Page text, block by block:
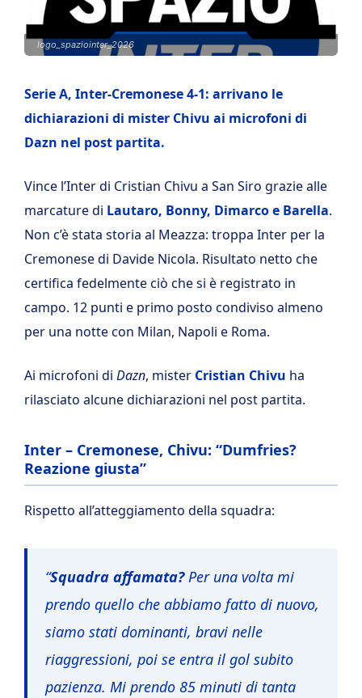
logo_spaziointer_2026
Serie A, Inter-Cremonese 4-1: arrivano le
dichiarazioni di mister Chivu ai microfoni di
Dazn nel post partita.
Vince l’Inter di Cristian Chivu a San Siro grazie alle
marcature di Lautaro, Bonny, Dimarco e Barella.
Non c’è stata storia al Meazza: troppa Inter per la
Cremonese di Davide Nicola. Risultato netto che
certifica fedelmente ciò che si è registrato in
campo. 12 punti e primo posto condiviso almeno
per una notte con Milan, Napoli e Roma.
Ai microfoni di Dazn, mister Cristian Chivu ha
rilasciato alcune dichiarazioni nel post partita.
Inter – Cremonese, Chivu: “Dumfries?
Reazione giusta”
Rispetto all’atteggiamento della squadra:
“Squadra affamata?Per una volta mi
prendo quello che abbiamo fatto di nuovo,
siamo stati dominanti, bravi nelle
riaggressioni, poi se entra il gol subito
pazienza. Mi prendo 85 minuti di tanta